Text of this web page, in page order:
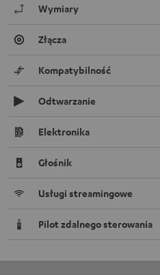
Wymiary
Złącza
Kompatybilność
Odtwarzanie
Elektronika
Głośnik
Usługi streamingowe
Pilot zdalnego sterowania